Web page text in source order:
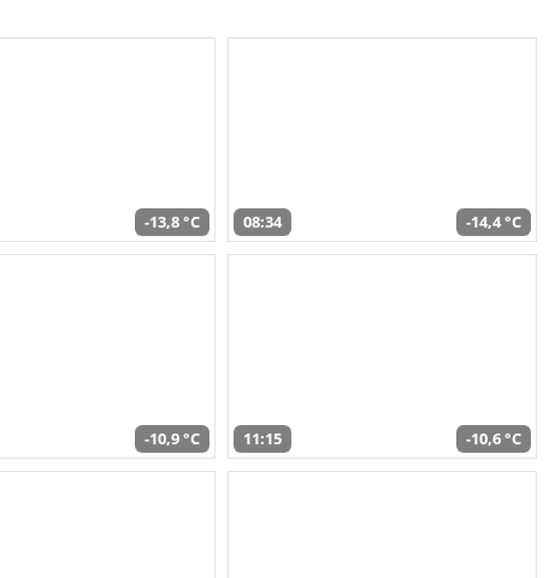
-13,8 °C 08:34 -14,4 °C
-10,9 °C 11:15 -10,6 °C